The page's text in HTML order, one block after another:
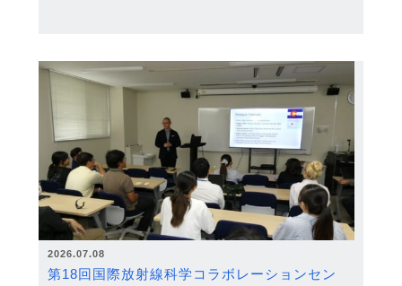
2026.07.08
第18回国際放射線科学コラボレーションセン